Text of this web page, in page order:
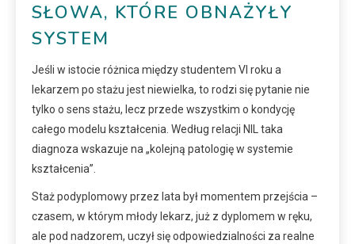
SŁOWA, KTÓRE OBNAŻYŁY
SYSTEM
Jeśli w istocie różnica między studentem VI roku a
lekarzem po stażu jest niewielka, to rodzi się pytanie nie
tylko o sens stażu, lecz przede wszystkim o kondycję
całego modelu kształcenia. Według relacji NIL taka
diagnoza wskazuje na „kolejną patologię w systemie
kształcenia”.
Staż podyplomowy przez lata był momentem przejścia –
czasem, w którym młody lekarz, już z dyplomem w ręku,
ale pod nadzorem, uczył się odpowiedzialności za realne